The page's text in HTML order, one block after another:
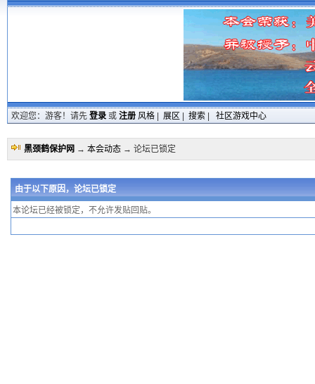
欢迎您：游客！请先 登录 或 注册 风格 展区 搜索 社区游戏中心
黑颈鹤保护网 → 本会动态 → 论坛已锁定
由于以下原因，论坛已锁定
本论坛已经被锁定，不允许发贴回贴。